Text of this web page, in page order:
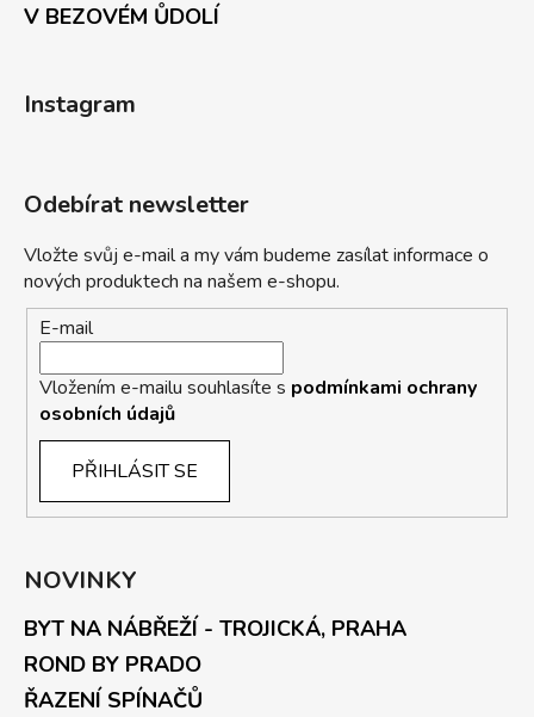
V BEZOVÉM ŮDOLÍ
Instagram
Odebírat newsletter
Vložte svůj e-mail a my vám budeme zasílat informace o
nových produktech na našem e-shopu.
E-mail
Vložením e-mailu souhlasíte s podmínkami ochrany
osobních údajů
PŘIHLÁSIT SE
NOVINKY
BYT NA NÁBŘEŽÍ - TROJICKÁ, PRAHA
ROND BY PRADO
ŘAZENÍ SPÍNAČŮ